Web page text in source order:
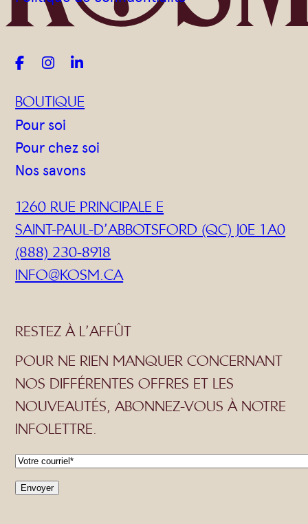
  
BOUTIQUE
Pour soi
Pour chez soi
Nos savons
1260 RUE PRINCIPALE E
SAINT-PAUL-D’ABBOTSFORD (QC) J0E 1A0
(888) 230-8918
INFO@KOSM.CA
RESTEZ À L’AFFÛT
POUR NE RIEN MANQUER CONCERNANT
NOS DIFFÉRENTES OFFRES ET LES
NOUVEAUTÉS, ABONNEZ-VOUS À NOTRE
INFOLETTRE.
C
oEnvoyer